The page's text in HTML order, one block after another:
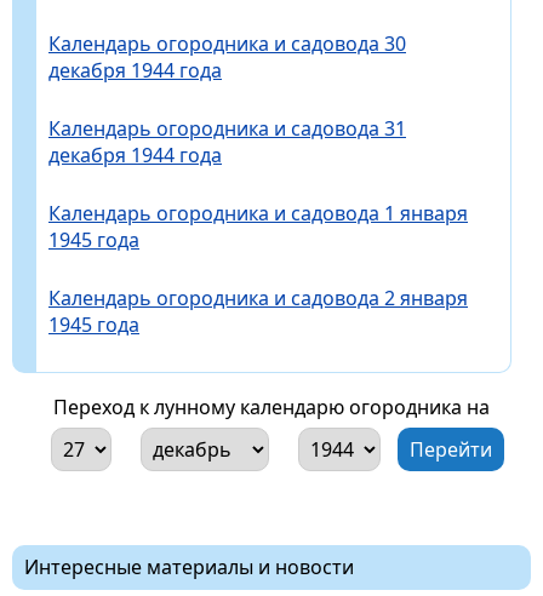
Календарь огородника и садовода 30
декабря 1944 года
Календарь огородника и садовода 31
декабря 1944 года
Календарь огородника и садовода 1 января
1945 года
Календарь огородника и садовода 2 января
1945 года
Переход к лунному календарю огородника на
Интересные материалы и новости